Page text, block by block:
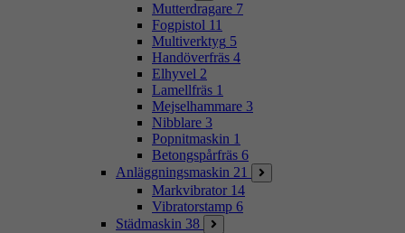
Mutterdragare 7
Fogpistol 11
Multiverktyg 5
Handöverfräs 4
Elhyvel 2
Lamellfräs 1
Mejselhammare 3
Nibblare 3
Popnitmaskin 1
Betongspårfräs 6
Anläggningsmaskin 21
Markvibrator 14
Vibratorstamp 6
Städmaskin 38